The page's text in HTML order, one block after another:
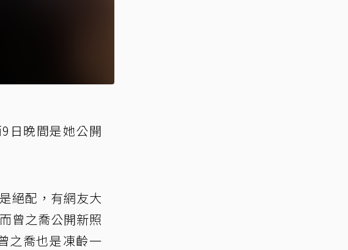
日晚間是她公開
絕配，有網友大
曾之喬公開新照
之喬也是凍齡一